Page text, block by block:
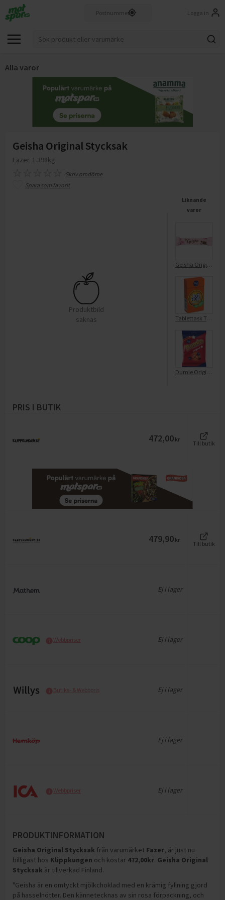
Logga in
Alla varor
Geisha Original Stycksak
Fazer 1.398kg
Skriv omdöme
Spara som favorit
Produktbild
saknas
Liknande
varor
Geisha Original
Tablettask Tutti Frutti Original
Dumle Original
PRIS I BUTIK
472,00 kr
Till butik
479,90 kr
Till butik
Ej i lager
Webbpriser Ej i lager
Butiks- & Webbpris Ej i lager
Ej i lager
Webbpriser Ej i lager
PRODUKTINFORMATION
Geisha Original Stycksak från varumärket Fazer, är just nu
billigast hos Klippkungen och kostar 472,00kr. Geisha Original
Stycksak är tillverkad Finland.
"Geisha är en omtyckt mjölkchoklad med en krämig fyllning gjord
på hasselnötter. Den kännetecknas av sin rosa förpackning, och